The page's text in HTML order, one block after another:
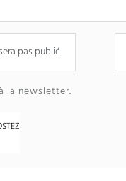
la newsletter.